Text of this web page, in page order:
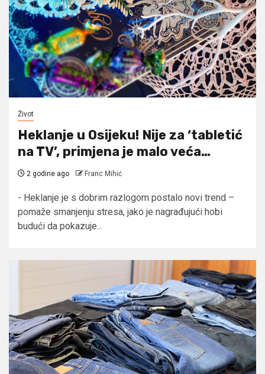
Život
Heklanje u Osijeku! Nije za ‘tabletić
na TV’, primjena je malo veća…
2 godine ago Franc Mihić
- Heklanje je s dobrim razlogom postalo novi trend –
pomaže smanjenju stresa, jako je nagrađujući hobi
budući da pokazuje...